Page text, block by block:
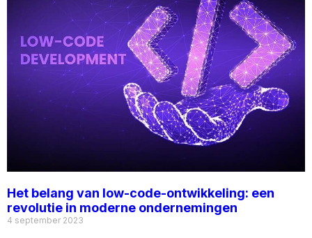
Het belang van low-code-ontwikkeling: een
revolutie in moderne ondernemingen
4 september 2023